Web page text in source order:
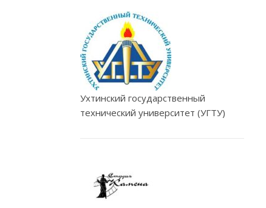
Ухтинский государственный
технический университет (УГТУ)